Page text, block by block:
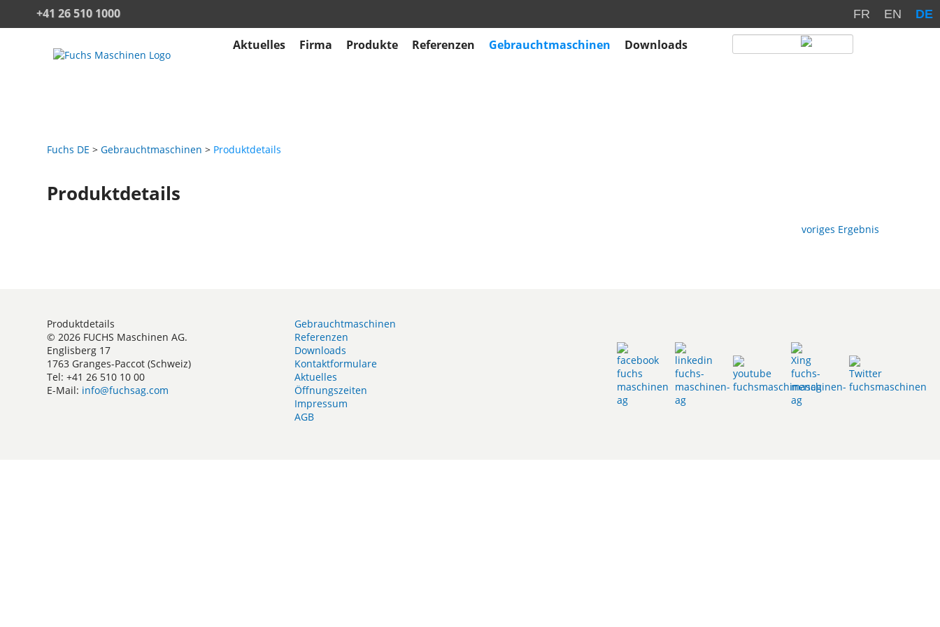
+41 26 510 1000 FR EN DE
Aktuelles Firma Produkte Referenzen Gebrauchtmaschinen Downloads
Fuchs DE Gebrauchtmaschinen Produktdetails
Produktdetails
voriges Ergebnis
Produktdetails
© 2026 FUCHS Maschinen AG.
Englisberg 17
1763 Granges-Paccot (Schweiz)
Tel: +41 26 510 10 00
E-Mail: info@fuchsag.com
Gebrauchtmaschinen
Referenzen
Downloads
Kontaktformulare
Aktuelles
Öffnungszeiten
Impressum
AGB